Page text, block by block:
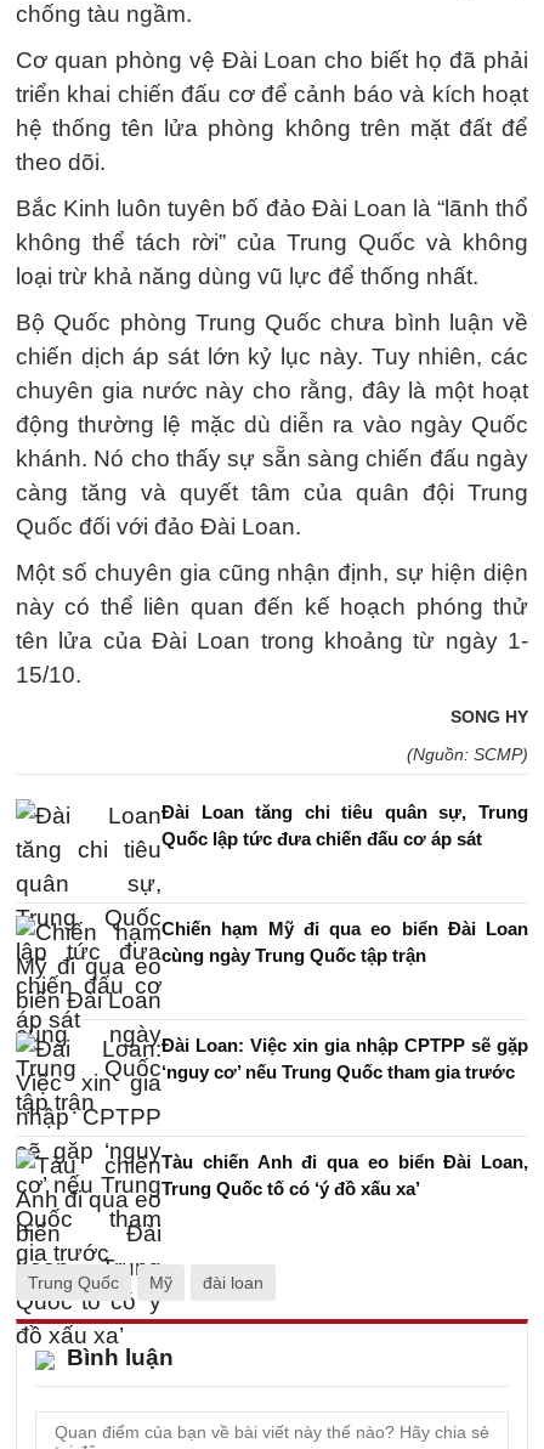
chống tàu ngầm.
Cơ quan phòng vệ Đài Loan cho biết họ đã phải
triển khai chiến đấu cơ để cảnh báo và kích hoạt
hệ thống tên lửa phòng không trên mặt đất để
theo dõi.
Bắc Kinh luôn tuyên bố đảo Đài Loan là “lãnh thổ
không thể tách rời” của Trung Quốc và không
loại trừ khả năng dùng vũ lực để thống nhất.
Bộ Quốc phòng Trung Quốc chưa bình luận về
chiến dịch áp sát lớn kỷ lục này. Tuy nhiên, các
chuyên gia nước này cho rằng, đây là một hoạt
động thường lệ mặc dù diễn ra vào ngày Quốc
khánh. Nó cho thấy sự sẵn sàng chiến đấu ngày
càng tăng và quyết tâm của quân đội Trung
Quốc đối với đảo Đài Loan.
Một số chuyên gia cũng nhận định, sự hiện diện
này có thể liên quan đến kế hoạch phóng thử
tên lửa của Đài Loan trong khoảng từ ngày 1-
15/10.
SONG HY
(Nguồn: SCMP)
Đài Loan tăng chi tiêu quân sự, Trung
Quốc lập tức đưa chiến đấu cơ áp sát
Chiến hạm Mỹ đi qua eo biển Đài Loan
cùng ngày Trung Quốc tập trận
Đài Loan: Việc xin gia nhập CPTPP sẽ gặp
‘nguy cơ’ nếu Trung Quốc tham gia trước
Tàu chiến Anh đi qua eo biển Đài Loan,
Trung Quốc tố có ‘ý đồ xấu xa’
Trung Quốc Mỹ đài loan
Bình luận